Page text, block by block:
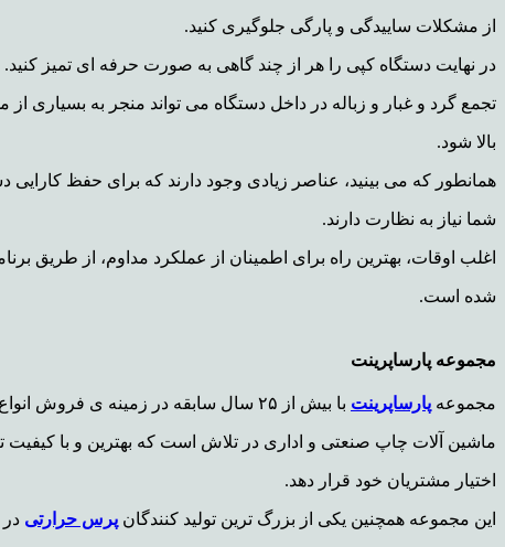
از مشکلات ساییدگی و پارگی جلوگیری کنید.
در نهایت دستگاه کپی را هر از چند گاهی به صورت حرفه ای تمیز کنید.
تجمع گرد و غبار و زباله در داخل دستگاه می تواند منجر به بسیاری
بالا شود.
همانطور که می بینید، عناصر زیادی وجود دارند که برای حفظ کارایی
شما نیاز به نظارت دارند.
اغلب اوقات، بهترین راه برای اطمینان از عملکرد مداوم، از طریق
شده است.
مجموعه پارساپرینت
مجموعه پارساپرینت با بیش از ۲۵ سال سابقه در زمینه ی فروش انواع دستگاه کپی و
ماشین آلات چاپ صنعتی و اداری در تلاش است که بهترین و با کیفیت
اختیار مشتریان خود قرار دهد.
این مجموعه همچنین یکی از بزرگ ترین تولید کنندگان پرس حرارتی